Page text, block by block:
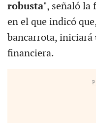
robusta", señaló la
en el que indicó
bancarrota, iniciará
financiera.